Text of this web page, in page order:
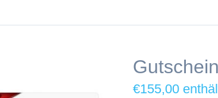
€155,00